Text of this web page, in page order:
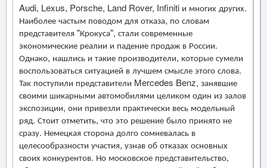
Audi, Lexus, Porsche, Land Rover, Infiniti и многих других.
Наиболее частым поводом для отказа, по словам
представителя "Крокуса", стали современные
экономические реалии и падение продаж в России.
Однако, нашлись и такие производители, которые сумели
воспользоваться ситуацией в лучшем смысле этого слова.
Так поступили представители Mercedes Benz, занявшие
своими шикарными автомобилями целиком один из залов
экспозиции, они привезли практически весь модельный
ряд. Стоит отметить, что это решение было принято не
сразу. Немецкая сторона долго сомневалась в
целесообразности участия, узнав об отказах основных
своих конкурентов. Но московское представительство,